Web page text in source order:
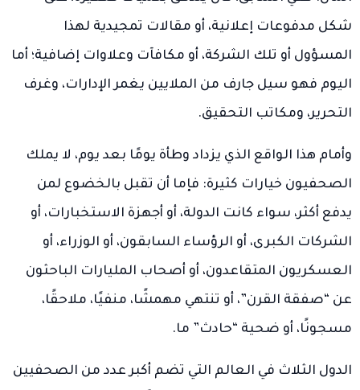
شكل مدفوعات إعلانية، أو مقالات تمجيدية لهذا
المسؤول أو تلك الشركة، أو مكافآت وعلاوات إضافية؛ أما
اليوم فهو سيل جارف من الملايين يغمر الإدارات، وغرف
التحرير، ومكاتب التحقيق.
وأمام هذا الواقع الذي يزداد وطأة يومًا بعد يوم، لا يملك
الصحفيون خيارات كثيرة: فإما أن تقبل بالخضوع لمن
يدفع أكثر، سواء كانت الدولة، أو أجهزة الاستخبارات، أو
الشركات الكبرى، أو الرؤساء السابقون، أو الوزراء، أو
العسكريون المتقاعدون، أو أصحاب المليارات الباحثون
عن “صفقة القرن”، أو تنتهي مهمشًا، منفيًا، ملاحقًا،
مسجونًا، أو ضحية “حادث” ما.
الدول الثلاث في العالم التي تضم أكبر عدد من الصحفيين